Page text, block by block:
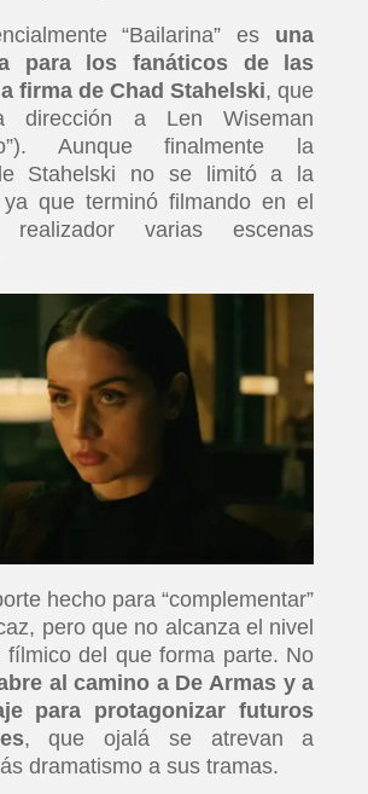
“Bailarina” es una
para los fanáticos de las
firma de Chad Stahelski, que
dirección a Len Wiseman
Aunque finalmente la
Stahelski no se limitó a la
ya que terminó filmando en el
varias escenas
hecho para “complementar”
pero que no alcanza el nivel
fílmico del que forma parte. No
al camino a De Armas y a
para protagonizar futuros
, que ojalá se atrevan a
dramatismo a sus tramas.